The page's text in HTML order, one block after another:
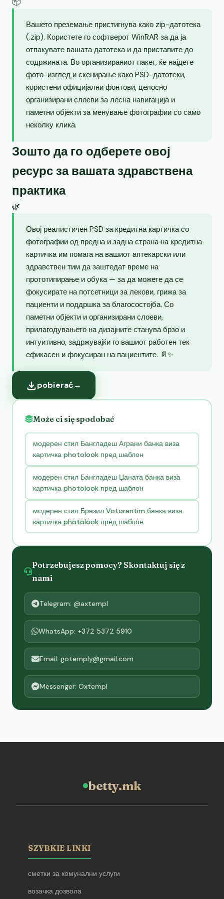
Вашето преземање пристигнува како zip-датотека
(.zip). Користете го софтверот WinRAR за да ја
отпакувате вашата датотека и да пристапите до
содржината. Во организираниот пакет, ќе најдете
фото-изглед и скенирање како PSD-датотеки,
користени официјални фонтови, целосно
организирани слоеви за лесна навигација и
паметни објекти за менување фотографии со само
неколку клика.
Зошто да го одберете овој
ресурс за вашата здравствена
практика
🌿
Овој реалистичен PSD за кредитна картичка со
фотографии од предна и задна страна на кредитна
картичка им помага на вашиот аптекарски или
здравствен тим да заштедат време на
прототипирање и обука — за да можете да се
фокусирате на потсетници за лекови, грижа за
пациенти и поддршка за благосостојба. Со
паметни објекти и организирани слоеви,
прилагодувањето на дизајните станува брзо и
интуитивно, задржувајќи го вашиот работен тек
ефикасен и фокусиран на пациентите. 📄✨
pobierać→
Może ci się spodobać
модерен стил Бангладеш Аграни банка виза
картичка photolook пред шаблон
модерен стил Бангладеш Џаната банка виза
картичка photolook пред шаблон
модерен стил Бразил Votorantim банка виза
картичка photolook пред шаблон
Potrzebujesz pomocy? Skontaktuj się z
nami
Telegram: @axtempl
WhatsApp: +372 5372 5910
Email: gotemply@gmail.com
Messenger: Oxtempl
betty.mk
SZYBKIE LINKI
сметки за комунални услуги
возачка дозвола